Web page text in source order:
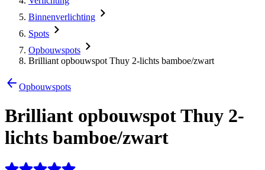
Binnenverlichting
Spots
Opbouwspots
Brilliant opbouwspot Thuy 2-lichts bamboe/zwart
Opbouwspots
Brilliant opbouwspot Thuy 2-
lichts bamboe/zwart